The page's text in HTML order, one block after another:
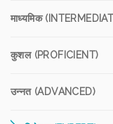
माध्यमिक
कुशल (PROFICIENT)
उन्नत (ADVANCED)